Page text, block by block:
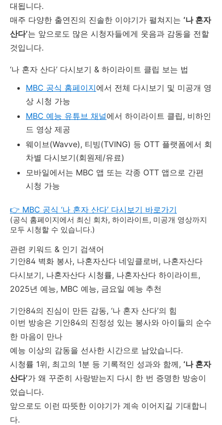
대됩니다.
매주 다양한 출연진의 진솔한 이야기가 펼쳐지는 ‘나 혼자
산다’는 앞으로도 많은 시청자들에게 웃음과 감동을 전할
것입니다.
‘나 혼자 산다’ 다시보기 & 하이라이트 클립 보는 법
MBC 공식 홈페이지에서 전체 다시보기 및 미공개 영
상 시청 가능
MBC 예능 유튜브 채널에서 하이라이트 클립, 비하인
드 영상 제공
웨이브(Wavve), 티빙(TVING) 등 OTT 플랫폼에서 회
차별 다시보기(회원제/유료)
모바일에서는 MBC 앱 또는 각종 OTT 앱으로 간편
시청 가능
👉 MBC 공식 ‘나 혼자 산다’ 다시보기 바로가기
(공식 홈페이지에서 최신 회차, 하이라이트, 미공개 영상까지
모두 시청할 수 있습니다.)
관련 키워드 & 인기 검색어
기안84 벽화 봉사, 나혼자산다 네잎클로버, 나혼자산다
다시보기, 나혼자산다 시청률, 나혼자산다 하이라이트,
2025년 예능, MBC 예능, 금요일 예능 추천
기안84의 진심이 만든 감동, ‘나 혼자 산다’의 힘
이번 방송은 기안84의 진정성 있는 봉사와 아이들의 순수
한 마음이 만나
예능 이상의 감동을 선사한 시간으로 남았습니다.
시청률 1위, 최고의 1분 등 기록적인 성과와 함께, ‘나 혼자
산다’가 왜 꾸준히 사랑받는지 다시 한 번 증명한 방송이
었습니다.
앞으로도 이런 따뜻한 이야기가 계속 이어지길 기대합니
다.